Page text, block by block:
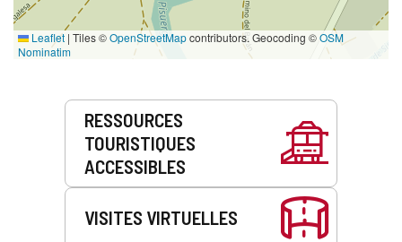
Leaflet | Tiles ©OpenStreetMapcontributors. Geocoding ©OSM
Nominatim
Prestations
RESSOURCES
TOURISTIQUES
ACCESSIBLES
VISITES VIRTUELLES